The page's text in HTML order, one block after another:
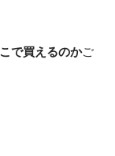
で買えるのかご